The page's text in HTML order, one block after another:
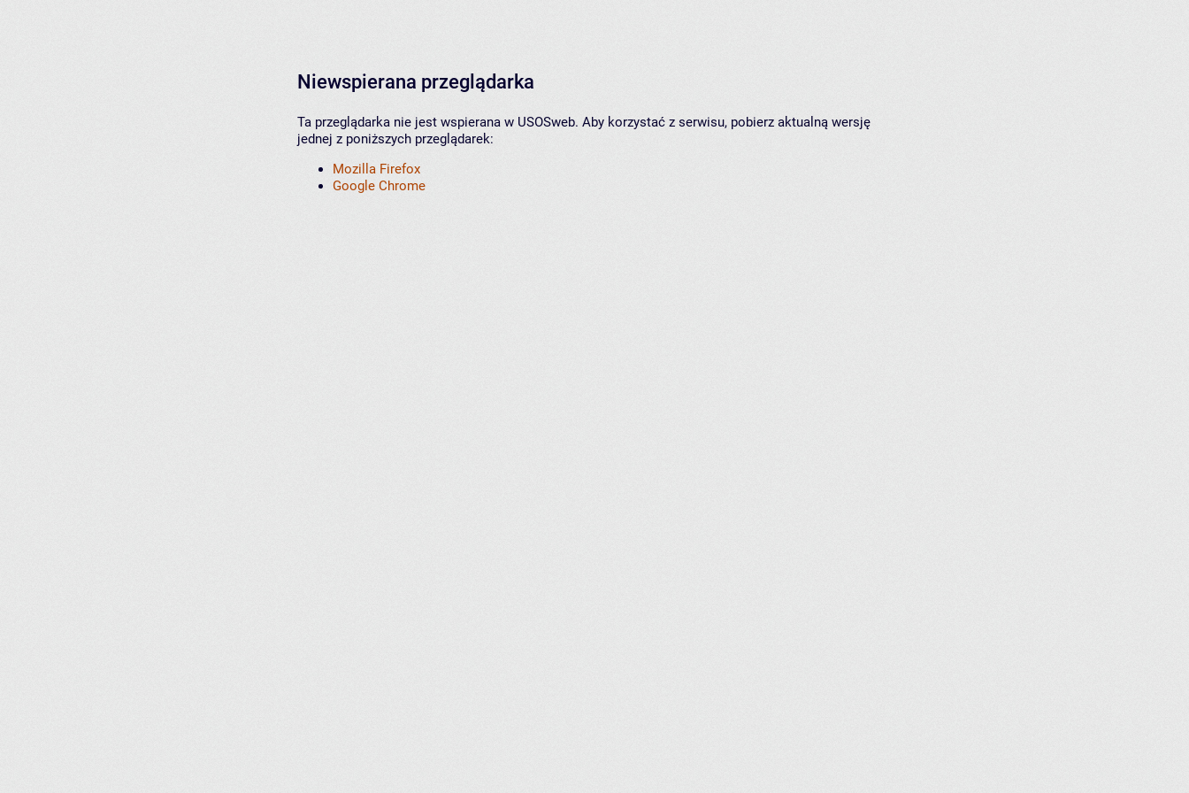
Niewspierana przeglądarka
Ta przeglądarka nie jest wspierana w USOSweb. Aby korzystać z serwisu, pobierz aktualną wersję
jednej z poniższych przeglądarek:
Mozilla Firefox
Google Chrome